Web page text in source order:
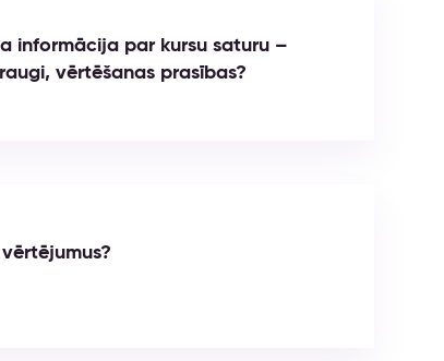
informācija par kursu saturu –
vērtēšanas prasības?